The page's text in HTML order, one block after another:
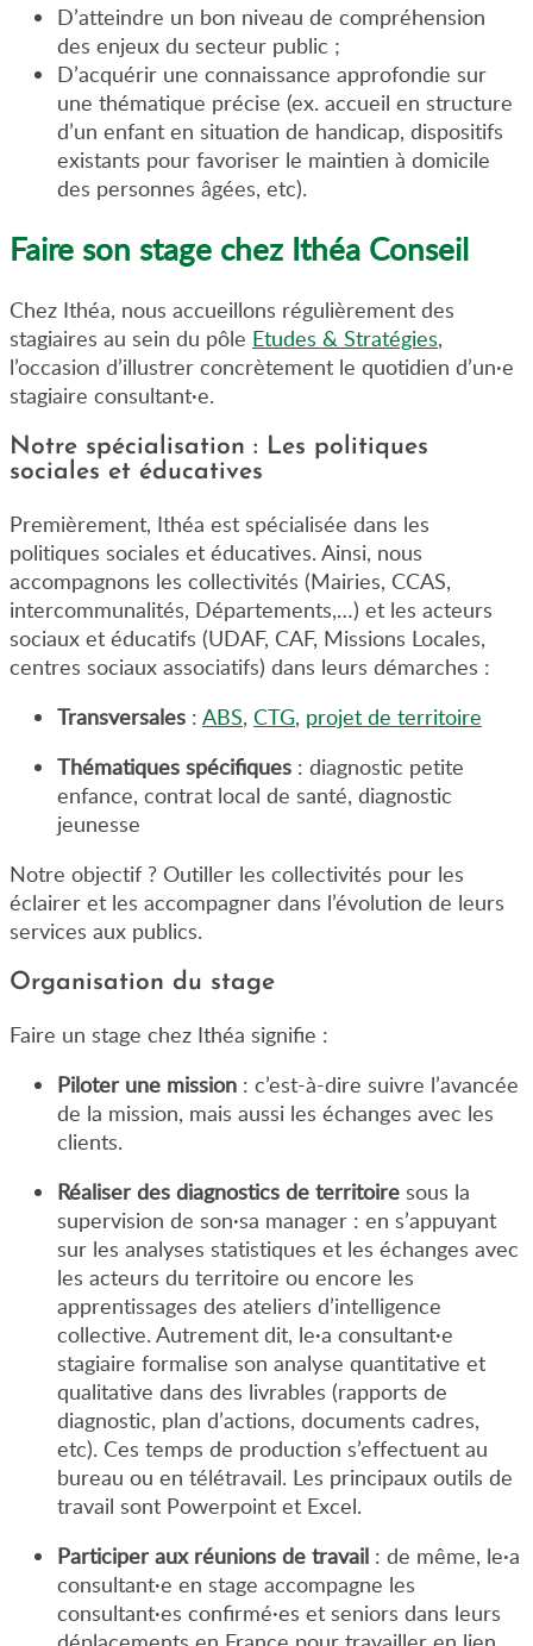
D’atteindre un bon niveau de compréhension
des enjeux du secteur public ;
D’acquérir une connaissance approfondie sur
une thématique précise (ex. accueil en structure
d’un enfant en situation de handicap, dispositifs
existants pour favoriser le maintien à domicile
des personnes âgées, etc).
Faire son stage chez Ithéa Conseil
Chez Ithéa, nous accueillons régulièrement des
stagiaires au sein du pôle Etudes & Stratégies,
l’occasion d’illustrer concrètement le quotidien d’un·e
stagiaire consultant·e.
Notre spécialisation : Les politiques
sociales et éducatives
Premièrement, Ithéa est spécialisée dans les
politiques sociales et éducatives. Ainsi, nous
accompagnons les collectivités (Mairies, CCAS,
intercommunalités, Départements,…) et les acteurs
sociaux et éducatifs (UDAF, CAF, Missions Locales,
centres sociaux associatifs) dans leurs démarches :
Transversales : ABS, CTG, projet de territoire
Thématiques spécifiques : diagnostic petite
enfance, contrat local de santé, diagnostic
jeunesse
Notre objectif ? Outiller les collectivités pour les
éclairer et les accompagner dans l’évolution de leurs
services aux publics.
Organisation du stage
Faire un stage chez Ithéa signifie :
Piloter une mission : c’est-à-dire suivre l’avancée
de la mission, mais aussi les échanges avec les
clients.
Réaliser des diagnostics de territoire sous la
supervision de son·sa manager : en s’appuyant
sur les analyses statistiques et les échanges avec
les acteurs du territoire ou encore les
apprentissages des ateliers d’intelligence
collective. Autrement dit, le·a consultant·e
stagiaire formalise son analyse quantitative et
qualitative dans des livrables (rapports de
diagnostic, plan d’actions, documents cadres,
etc). Ces temps de production s’effectuent au
bureau ou en télétravail. Les principaux outils de
travail sont Powerpoint et Excel.
Participer aux réunions de travail : de même, le·a
consultant·e en stage accompagne les
consultant·es confirmé·es et seniors dans leurs